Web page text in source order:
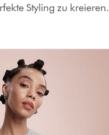
Styling zu kreieren.